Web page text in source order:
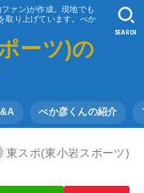
ァン)が作成。現地でも
取り上げています。べか
ーツ)の
べか彦くんの紹介
SEARCH
東スポ(東小岩スポーツ)